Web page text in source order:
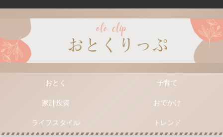
おとく 子育て
家計投資 おでかけ
ライフスタイル トレンド